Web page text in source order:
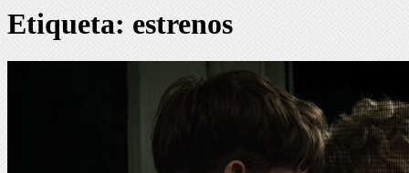
Etiqueta: estrenos